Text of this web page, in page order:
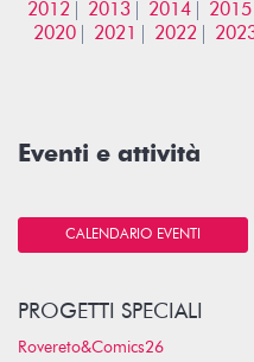
2012
2013 2014 2015
2020
2021 2022
Eventi e attività
CALENDARIO EVENTI
PROGETTI SPECIALI
Rovereto&Comics26